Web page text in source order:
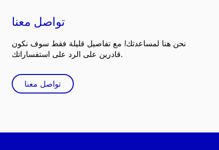
تواصل معنا
نحن هنا لمساعدتك! مع تفاصيل قليلة فقط سوف نكون
قادرين على الرد على استفساراتك.
تواصل معنا